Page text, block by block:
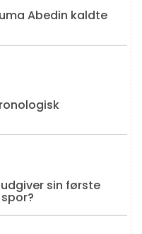
Abedin kaldte
sin første